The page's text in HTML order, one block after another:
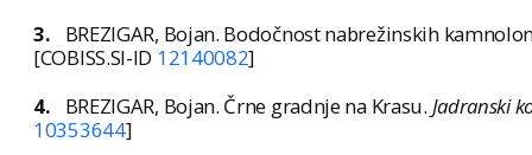
3.
BREZIGAR, Bojan. Bodočnost nabrežinskih
[COBISS.SI-ID 12140082]
4.
BREZIGAR, Bojan. Črne gradnje na Krasu. Jadranski
10353644]